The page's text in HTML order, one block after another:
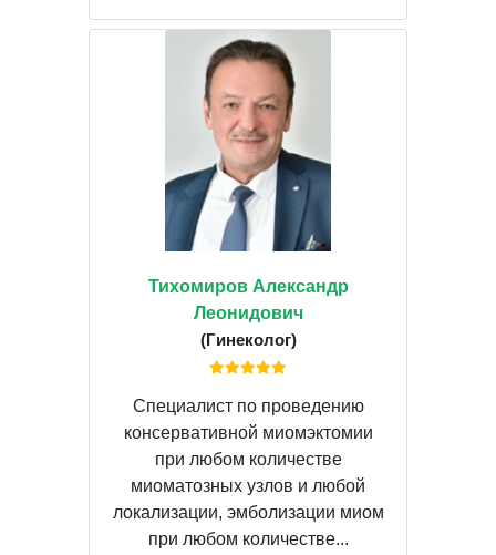
Тихомиров Александр
Леонидович
(Гинеколог)
Специалист по проведению
консервативной миомэктомии
при любом количестве
миоматозных узлов и любой
локализации, эмболизации миом
при любом количестве...